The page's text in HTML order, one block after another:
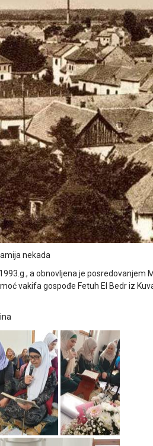
nekada
a obnovljena je posredovanjem
vakifa gospođe Fetuh El Bedr iz